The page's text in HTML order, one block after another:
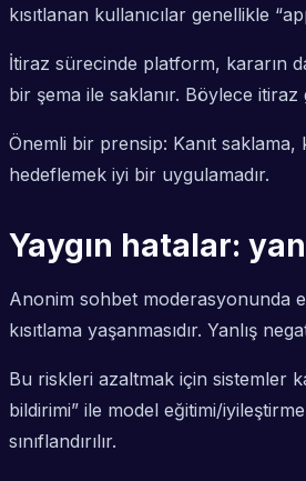
kısıtlanan kullanıcılar genellikle
İtiraz sürecinde platform, kararın
bir şema ile saklanır. Böylece itiraz
Önemli bir prensip: Kanıt
hedeflemek iyi bir uygulamadır.
Yaygın hatalar:
Anonim sohbet moderasyonunda
kısıtlama yaşanmasıdır. Yanlış
Bu riskleri azaltmak için sistemler
bildirimi” ile model eğitimi/
sınıflandırılır.